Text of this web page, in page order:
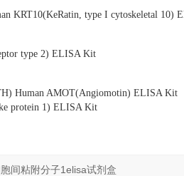
KRT10(KeRatin, type I cytoskeletal 10)
type 2) ELISA Kit
Human AMOT(Angiomotin) ELISA Kit
protein 1) ELISA Kit